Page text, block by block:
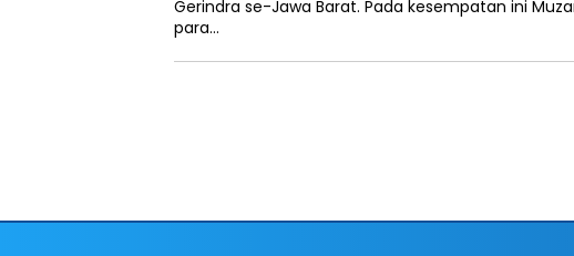
Gerindra se-Jawa Barat. Pada kesempatan ini
para…